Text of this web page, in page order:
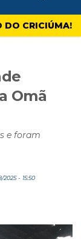
DO CRICIÚMA!
Omã
e foram
- 15:50